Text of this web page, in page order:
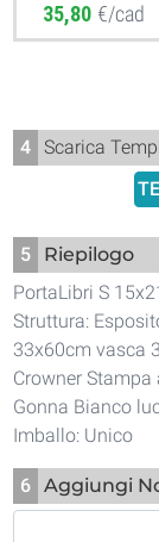
35,80 €/cad
4 Scarica
5
Riepilogo
PortaLibri S
Struttura:
33x60cm vasca
Crowner Stampa
Gonna Bianco
Imballo: Unico
6 Aggiungi